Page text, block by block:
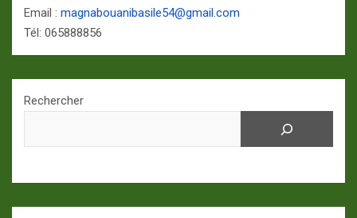
Email : magnabouanibasile54@gmail.com
Tél: 065888856
Rechercher